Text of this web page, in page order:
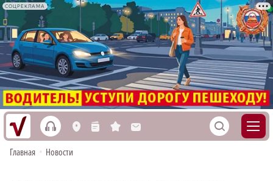
СОЦРЕКЛАМА
h L n s M S
Главная • Новости